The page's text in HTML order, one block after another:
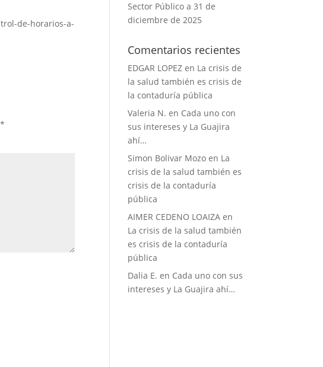
de-horarios-a-
*
Sector Público a 31 de
diciembre de 2025
Comentarios recientes
EDGAR LOPEZ en La crisis de
la salud también es crisis de
la contaduría pública
Valeria N. en Cada uno con
sus intereses y La Guajira
ahí…
Simon Bolivar Mozo en La
crisis de la salud también es
crisis de la contaduría
pública
AIMER CEDENO LOAIZA en
La crisis de la salud también
es crisis de la contaduría
pública
Dalia E. en Cada uno con sus
intereses y La Guajira ahí…